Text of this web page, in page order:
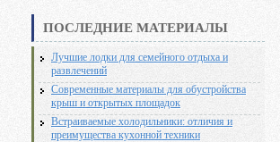
ПОСЛЕДНИЕ МАТЕРИАЛЫ
Лучшие лодки для семейного отдыха и
развлечений
Современные материалы для обустройства
крыш и открытых площадок
Встраиваемые холодильники: отличия и
преимущества кухонной техники